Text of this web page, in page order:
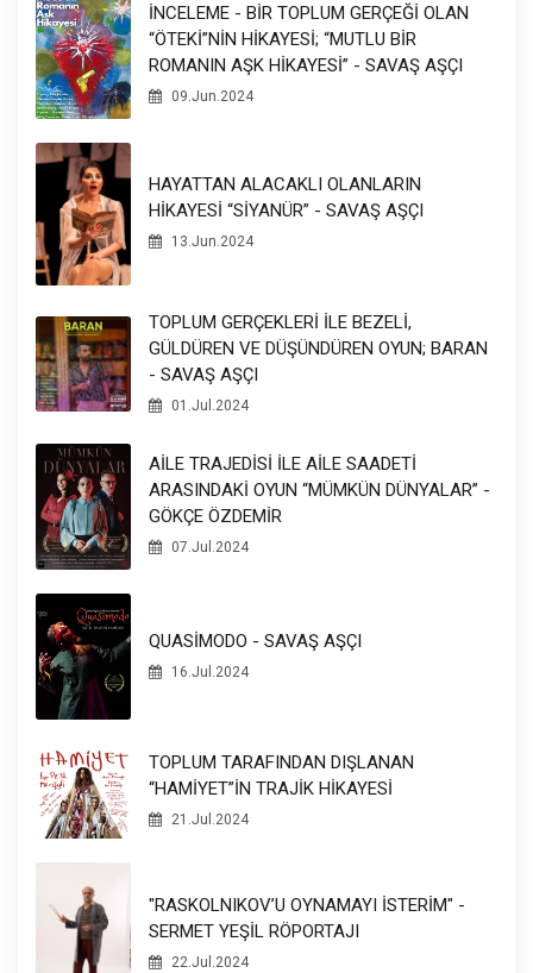
İNCELEME - BİR TOPLUM GERÇEĞİ OLAN
“ÖTEKİ”NİN HİKAYESİ; “MUTLU BİR
ROMANIN AŞK HİKAYESİ” - SAVAŞ AŞÇI
09.Jun.2024
HAYATTAN ALACAKLI OLANLARIN
HİKAYESİ “SİYANÜR” - SAVAŞ AŞÇI
13.Jun.2024
TOPLUM GERÇEKLERİ İLE BEZELİ,
GÜLDÜREN VE DÜŞÜNDÜREN OYUN; BARAN
- SAVAŞ AŞÇI
01.Jul.2024
AİLE TRAJEDİSİ İLE AİLE SAADETİ
ARASINDAKİ OYUN “MÜMKÜN DÜNYALAR” -
GÖKÇE ÖZDEMİR
07.Jul.2024
QUASİMODO - SAVAŞ AŞÇI
16.Jul.2024
TOPLUM TARAFINDAN DIŞLANAN
“HAMİYET”İN TRAJİK HİKAYESİ
21.Jul.2024
"RASKOLNIKOV’U OYNAMAYI İSTERİM" -
SERMET YEŞİL RÖPORTAJI
22.Jul.2024